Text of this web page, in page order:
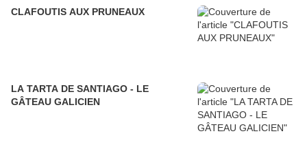
CLAFOUTIS AUX PRUNEAUX
LA TARTA DE SANTIAGO - LE
GÂTEAU GALICIEN